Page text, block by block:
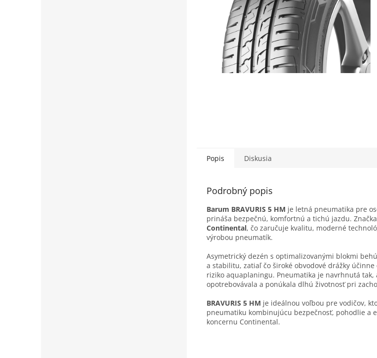
Popis Diskusia
Podrobný popis
Barum BRAVURIS 5 HM je letná pneumatika pre
prináša bezpečnú, komfortnú a tichú jazdu. Značka
Continental, čo zaručuje kvalitu, moderné
výrobou pneumatík.
Asymetrický dezén s optimalizovanými blokmi
a stabilitu, zatiaľ čo široké obvodové drážky
riziko aquaplaningu. Pneumatika je navrhnutá tak,
opotrebovávala a ponúkala dlhú životnosť pri
BRAVURIS 5 HM je ideálnou voľbou pre vodičov,
pneumatiku kombinujúcu bezpečnosť, pohodlie a
koncernu Continental.